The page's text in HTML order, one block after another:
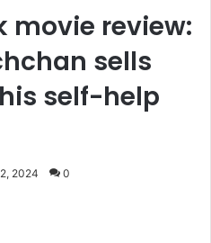
movie review:
sells
self-help
2024 0